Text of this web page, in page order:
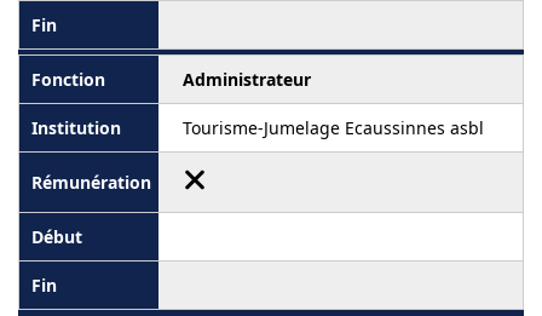
Administrateur
Tourisme-Jumelage Ecaussinnes asbl